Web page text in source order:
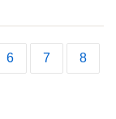
6 7 8